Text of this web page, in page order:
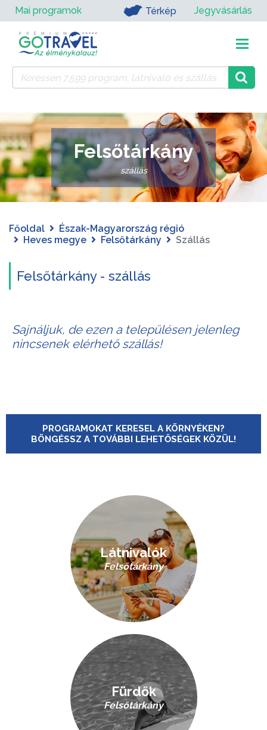
Mai programok Térkép Jegyvásárlás
Felsőtárkány
szállás
Főoldal
Észak-Magyarország régió
Heves megye
Felsőtárkány Szállás
Felsőtárkány - szállás
Sajnáljuk, de ezen a településen jelenleg
nincsenek elérhető szállás!
PROGRAMOKAT KERESEL A KÖRNYÉKEN?
BÖNGÉSSZ A TOVÁBBI LEHETŐSÉGEK KÖZÜL!
Látnivalók
Felsőtárkány
Fürdők
Felsőtárkány